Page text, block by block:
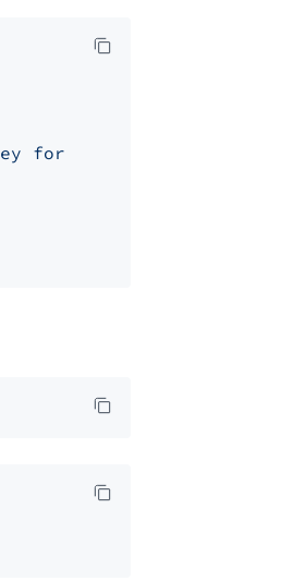
for NVIDIA: "